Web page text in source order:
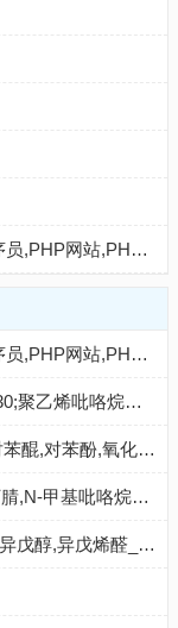
PHP教程,PHP入门教程,PHP学习,PHP程序员,PHP网站,PHP视频教程,Mysql教程,CMS教程,PHP粉丝网 - PHP粉丝网
PHP教程,PHP入门教程,PHP学习,PHP程序员,PHP网站,PHP视频教程,Mysql教程,CMS教程,PHP粉丝网 - PHP粉丝网
山东欣烨生物_N-乙烯基吡咯烷酮,聚维酮k30;聚乙烯吡咯烷酮,对苯二酚,乙醇钠,丁酰肼原药,固体甲醇钠
济南欣烨生物-N-甲基吡咯烷酮,四氢噻吩,对苯醌,对苯酚,氧化苯乙烯,间苯甲醚,环戊酮
三氟乙酸,三氟乙酸酐,叔丁醇钾,偶氮二异丁腈,N-甲基吡咯烷酮,二甲基二硫醚,异丁酸,对氯苯酚_山东欣烨化工
防黄剂,丁酰肼原药,异戊烯醇321,对苯二酚,异戊醇,异戊烯醛_济南欣欣化工